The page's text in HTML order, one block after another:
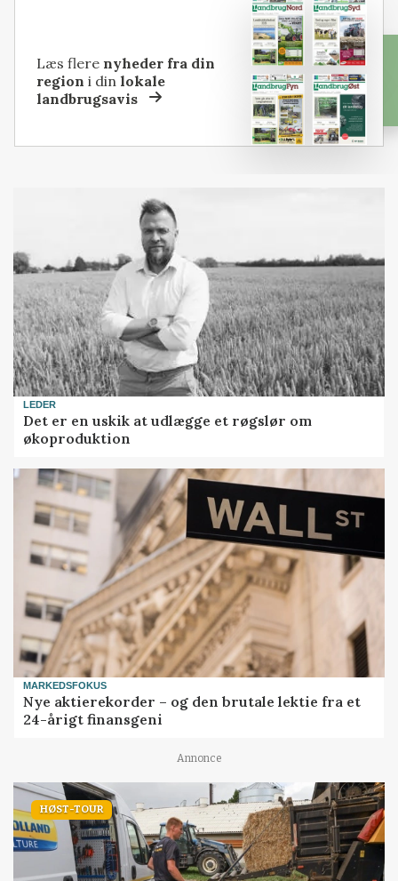
Læs flere nyheder fra din
region i dinlokale
landbrugsavis
LEDER
Det er en uskik at udlægge et røgslør om
økoproduktion
MARKEDSFOKUS
Nye aktierekorder – og den brutale lektie fra et
24-årigt finansgeni
Annonce
HØST-TOUR